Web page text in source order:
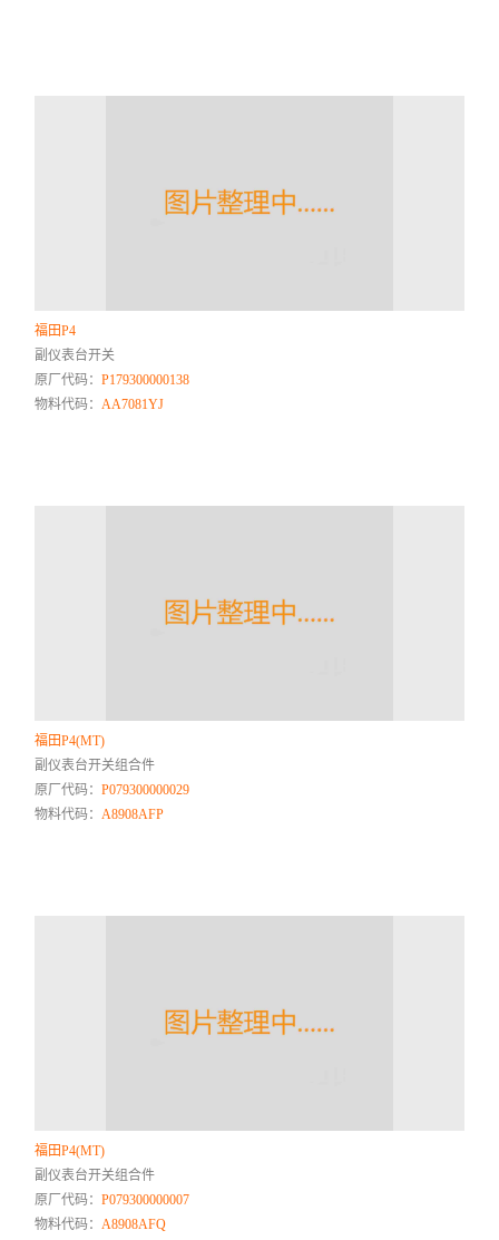
福田P4
副仪表台开关
原厂代码：P179300000138
物料代码： AA7081YJ
福田P4(MT)
副仪表台开关组合件
原厂代码：P079300000029
物料代码： A8908AFP
福田P4(MT)
副仪表台开关组合件
原厂代码：P079300000007
物料代码： A8908AFQ